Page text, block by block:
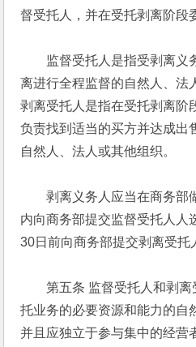
督受托人，并在受托剥离阶段
监督受托人是指受剥离义
离进行全程监督的自然人、法
剥离受托人是指在受托剥离阶
负责找到适当的买方并达成出
自然人、法人或其他组织。
剥离义务人应当在商务部
内向商务部提交监督受托人人
30日前向商务部提交剥离受托
第五条 监督受托人和剥离
托业务的必要资源和能力的自
并且应独立于参与集中的经营